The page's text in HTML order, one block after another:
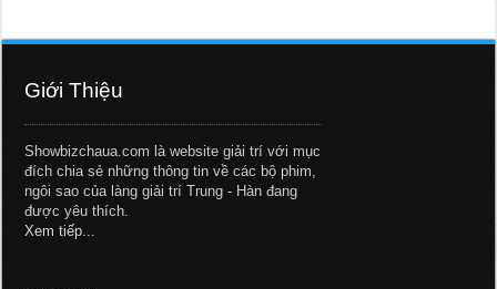
Giới Thiệu
Showbizchaua.com là website giải trí với mục
đích chia sẻ những thông tin về các bộ phim,
ngôi sao của làng giải trí Trung - Hàn đang
được yêu thích.
Xem tiếp...